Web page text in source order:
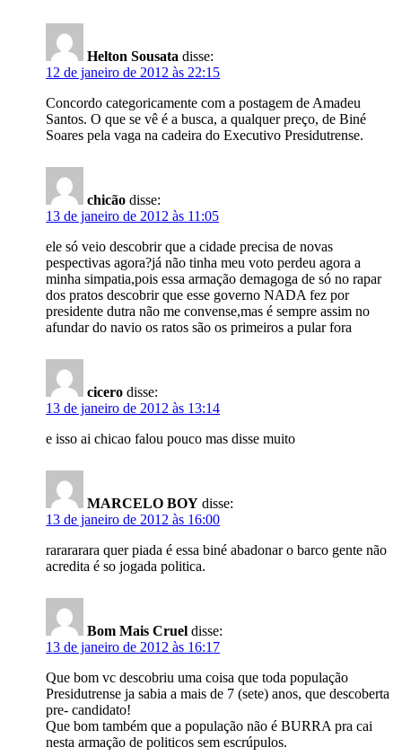
Helton Sousata disse:
12 de janeiro de 2012 às 22:15
Concordo categoricamente com a postagem de Amadeu
Santos. O que se vê é a busca, a qualquer preço, de Biné
Soares pela vaga na cadeira do Executivo Presidutrense.
chicão disse:
13 de janeiro de 2012 às 11:05
ele só veio descobrir que a cidade precisa de novas
pespectivas agora?já não tinha meu voto perdeu agora a
minha simpatia,pois essa armação demagoga de só no rapar
dos pratos descobrir que esse governo NADA fez por
presidente dutra não me convense,mas é sempre assim no
afundar do navio os ratos são os primeiros a pular fora
cicero disse:
13 de janeiro de 2012 às 13:14
e isso ai chicao falou pouco mas disse muito
MARCELO BOY disse:
13 de janeiro de 2012 às 16:00
rarararara quer piada é essa biné abadonar o barco gente não
acredita é so jogada politica.
Bom Mais Cruel disse:
13 de janeiro de 2012 às 16:17
Que bom vc descobriu uma coisa que toda população
Presidutrense ja sabia a mais de 7 (sete) anos, que descoberta
pre- candidato!
Que bom também que a população não é BURRA pra cai
nesta armação de politicos sem escrúpulos.